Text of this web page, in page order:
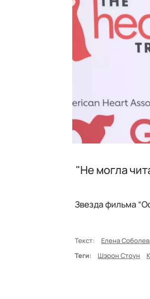
"Не могла
Звезда фильма
Текст: Елена
Теги:
Шэрон Стоун